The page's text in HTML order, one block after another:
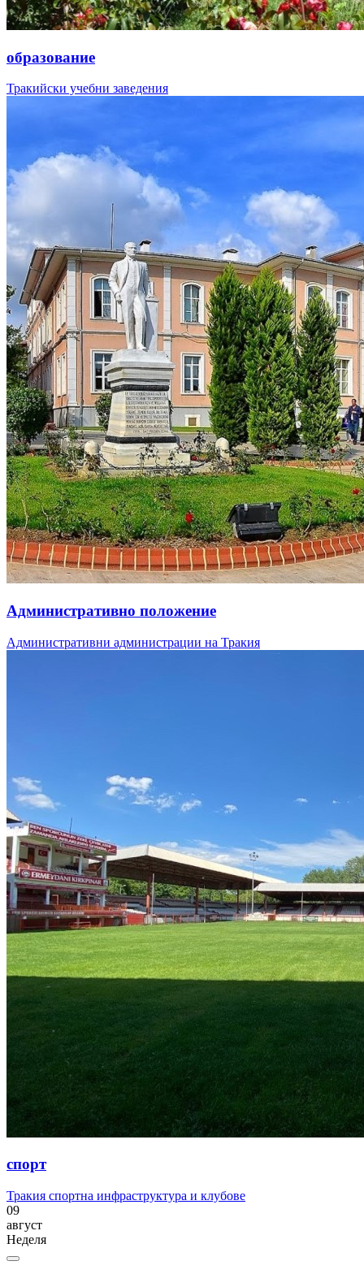
образование
Тракийски учебни заведения
Административно положение
Административни администрации на Тракия
спорт
Тракия спортна инфраструктура и клубове
09
август
Неделя